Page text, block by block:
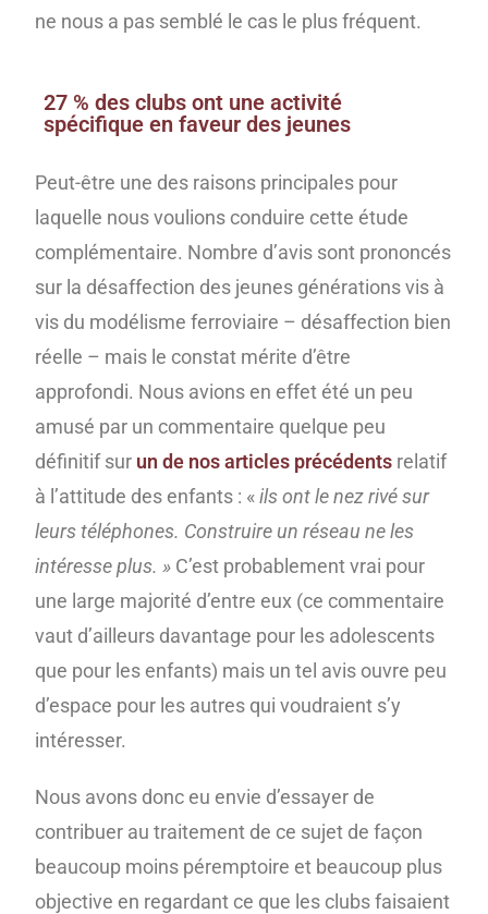
ne nous a pas semblé le cas le plus fréquent.
27 % des clubs ont une activité
spécifique en faveur des jeunes
Peut-être une des raisons principales pour
laquelle nous voulions conduire cette étude
complémentaire. Nombre d’avis sont prononcés
sur la désaffection des jeunes générations vis à
vis du modélisme ferroviaire – désaffection bien
réelle – mais le constat mérite d’être
approfondi. Nous avions en effet été un peu
amusé par un commentaire quelque peu
définitif sur un de nos articles précédents relatif
à l’attitude des enfants : «ils ont le nez rivé sur
leurs téléphones. Construire un réseau ne les
intéresse plus. » C’est probablement vrai pour
une large majorité d’entre eux (ce commentaire
vaut d’ailleurs davantage pour les adolescents
que pour les enfants) mais un tel avis ouvre peu
d’espace pour les autres qui voudraient s’y
intéresser.
Nous avons donc eu envie d’essayer de
contribuer au traitement de ce sujet de façon
beaucoup moins péremptoire et beaucoup plus
objective en regardant ce que les clubs faisaient